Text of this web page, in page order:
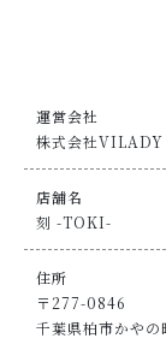
運営会社
株式会社VILADY
店舗名
刻 -TOKI-
住所
〒277-0846
千葉県柏市かや